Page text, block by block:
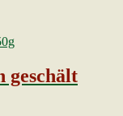
geschält